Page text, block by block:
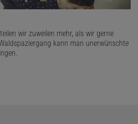
wir zuweilen mehr, als wir gerne
kann man unerwünschte